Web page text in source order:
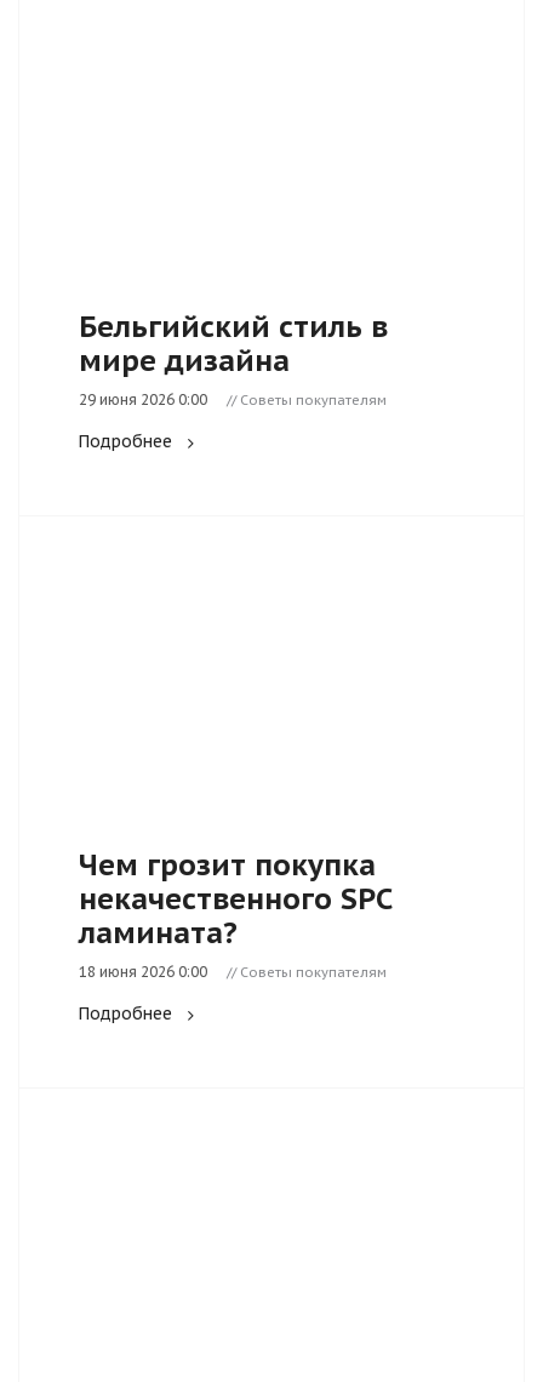
Бельгийский стиль в
мире дизайна
29 июня 2026 0:00 // Советы покупателям
Подробнее
Чем грозит покупка
некачественного SPC
ламината?
18 июня 2026 0:00 // Советы покупателям
Подробнее